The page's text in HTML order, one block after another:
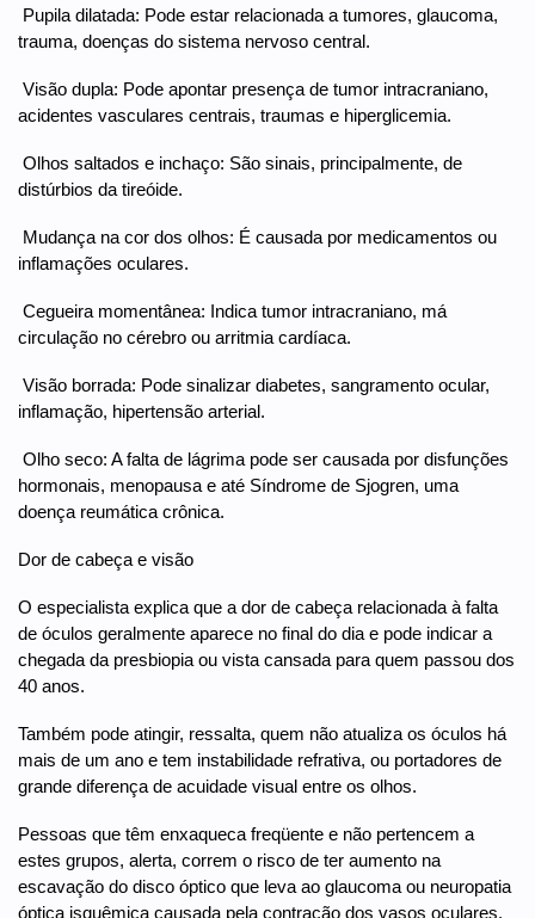
 Pupila dilatada: Pode estar relacionada a tumores, glaucoma,
trauma, doenças do sistema nervoso central.
 Visão dupla: Pode apontar presença de tumor intracraniano,
acidentes vasculares centrais, traumas e hiperglicemia.
 Olhos saltados e inchaço: São sinais, principalmente, de
distúrbios da tireóide.
 Mudança na cor dos olhos: É causada por medicamentos ou
inflamações oculares.
 Cegueira momentânea: Indica tumor intracraniano, má
circulação no cérebro ou arritmia cardíaca.
 Visão borrada: Pode sinalizar diabetes, sangramento ocular,
inflamação, hipertensão arterial.
 Olho seco: A falta de lágrima pode ser causada por disfunções
hormonais, menopausa e até Síndrome de Sjogren, uma
doença reumática crônica.
Dor de cabeça e visão
O especialista explica que a dor de cabeça relacionada à falta
de óculos geralmente aparece no final do dia e pode indicar a
chegada da presbiopia ou vista cansada para quem passou dos
40 anos.
Também pode atingir, ressalta, quem não atualiza os óculos há
mais de um ano e tem instabilidade refrativa, ou portadores de
grande diferença de acuidade visual entre os olhos.
Pessoas que têm enxaqueca freqüente e não pertencem a
estes grupos, alerta, correm o risco de ter aumento na
escavação do disco óptico que leva ao glaucoma ou neuropatia
óptica isquêmica causada pela contração dos vasos oculares.